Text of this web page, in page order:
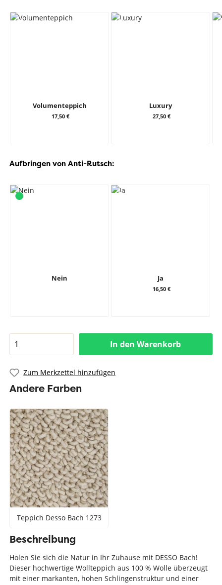
Volumenteppich
17,50 €
Luxury
27,50 €
Aufbringen von Anti-Rutsch:
Nein Ja
16,50 €
In den Warenkorb
Zum Merkzettel hinzufügen
Andere Farben
Teppich Desso Bach 1273
Beschreibung
Holen Sie sich die Natur in Ihr Zuhause mit DESSO Bach!
Dieser hochwertige Wollteppich aus 100 % Wolle überzeugt
mit einer markanten, hohen Schlingenstruktur und einer